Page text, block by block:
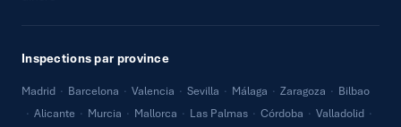
Inspections par province
Madrid · Barcelona · Valencia · Sevilla · Málaga · Zaragoza · Bilbao
· Alicante · Murcia · Mallorca · Las Palmas · Córdoba · Valladolid ·